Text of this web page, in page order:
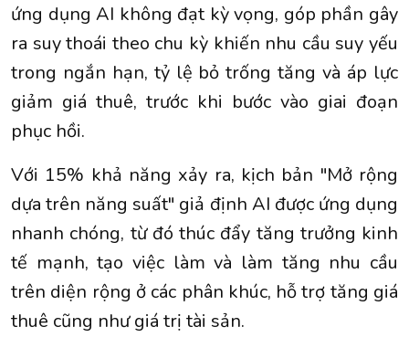
ứng dụng AI không đạt kỳ vọng, góp phần gây
ra suy thoái theo chu kỳ khiến nhu cầu suy yếu
trong ngắn hạn, tỷ lệ bỏ trống tăng và áp lực
giảm giá thuê, trước khi bước vào giai đoạn
phục hồi.
Với 15% khả năng xảy ra, kịch bản "Mở rộng
dựa trên năng suất" giả định AI được ứng dụng
nhanh chóng, từ đó thúc đẩy tăng trưởng kinh
tế mạnh, tạo việc làm và làm tăng nhu cầu
trên diện rộng ở các phân khúc, hỗ trợ tăng giá
thuê cũng như giá trị tài sản.